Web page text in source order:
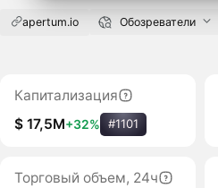
apertum.io Обозреватели
Капитализация
$ 17,5M+32% #1101
Торговый объем, 24ч